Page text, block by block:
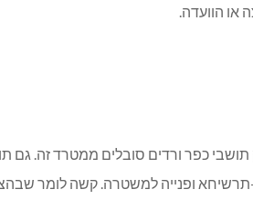
או הוועדה.
כפר ורדים סובלים ממטרד זה.
תרשיחא ופנייה למשטרה. קשה לומר